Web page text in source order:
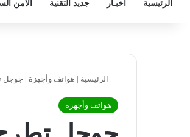
الرئيسية أخبـار جديد التقنية الأمن
الرئيسية | هواتف وأجهزة | جوجل
هواتف وأجهزة